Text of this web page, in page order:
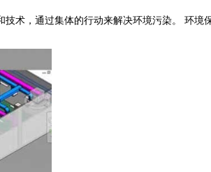
术，通过集体的行动来解决环境污染。 环境